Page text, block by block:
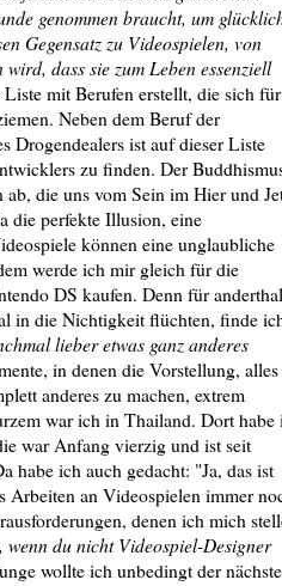
genommen braucht, um
Gegensatz zu Videospielen, von
dass sie zum Leben essenziell
mit Berufen erstellt, die sich für
Neben dem Beruf der
Drogendealers ist auf dieser Liste
zu finden. Der
die uns vom Sein im Hier und
die perfekte Illusion, eine
können eine unglaubliche
werde ich mir gleich für die
DS kaufen. Denn für
in die Nichtigkeit flüchten, finde
lieber etwas ganz anderes
in denen die Vorstellung, alles
anderes zu machen, extrem
war ich in Thailand. Dort habe
war Anfang vierzig und ist seit
habe ich auch gedacht: "Ja, das ist
Arbeiten an Videospielen immer
denen ich mich
wenn du nicht Videospiel-Designer
wollte ich unbedingt der nächste